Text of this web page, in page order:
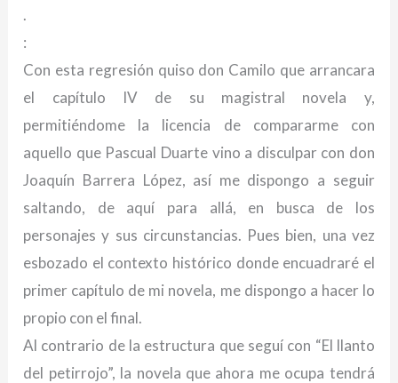
.
:
Con esta regresión quiso don Camilo que arrancara
el capítulo IV de su magistral novela y,
permitiéndome la licencia de compararme con
aquello que Pascual Duarte vino a disculpar con don
Joaquín Barrera López, así me dispongo a seguir
saltando, de aquí para allá, en busca de los
personajes y sus circunstancias. Pues bien, una vez
esbozado el contexto histórico donde encuadraré el
primer capítulo de mi novela, me dispongo a hacer lo
propio con el final.
Al contrario de la estructura que seguí con “El llanto
del petirrojo”, la novela que ahora me ocupa tendrá